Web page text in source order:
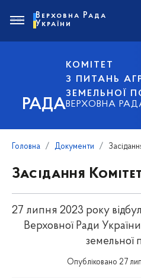
РАДА
КОМІТЕТ
З ПИТАНЬ
ЗЕМЕЛЬНОЇ
ВЕРХОВНА
Верховна Рада
України
Головна Документи
Засідання
27 липня 2023 року
Верховної Ради
земельної
Опубліковано 27